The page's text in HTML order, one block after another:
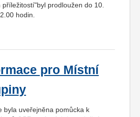
prodloužen do 10.
hodin.
pro Místní
byla uveřejněna pomůcka k